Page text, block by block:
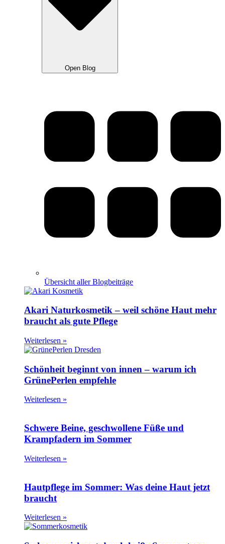
Open Blog
Übersicht aller Blogbeiträge
Akari Naturkosmetik – weil schöne Haut mehr
braucht als gute Pflege
Weiterlesen »
Schönheit beginnt von innen – warum ich
GrünePerlen empfehle
Weiterlesen »
Schwere Beine, geschwollene Füße und
Krampfadern im Sommer
Weiterlesen »
Hautpflege im Sommer: Was deine Haut jetzt
braucht
Weiterlesen »